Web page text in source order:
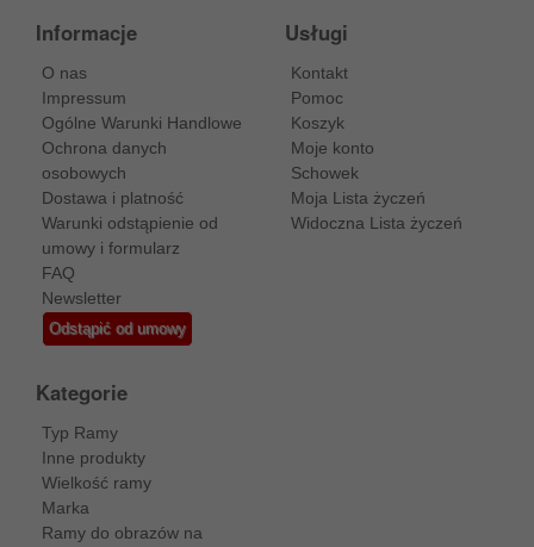
Informacje
O nas
Impressum
Ogólne Warunki Handlowe
Ochrona danych
osobowych
Dostawa i platność
Warunki odstąpienie od
umowy i formularz
FAQ
Newsletter
Odstąpić od umowy
Usługi
Kontakt
Pomoc
Koszyk
Moje konto
Schowek
Moja Lista życzeń
Widoczna Lista życzeń
Kategorie
Typ Ramy
Inne produkty
Wielkość ramy
Marka
Ramy do obrazów na